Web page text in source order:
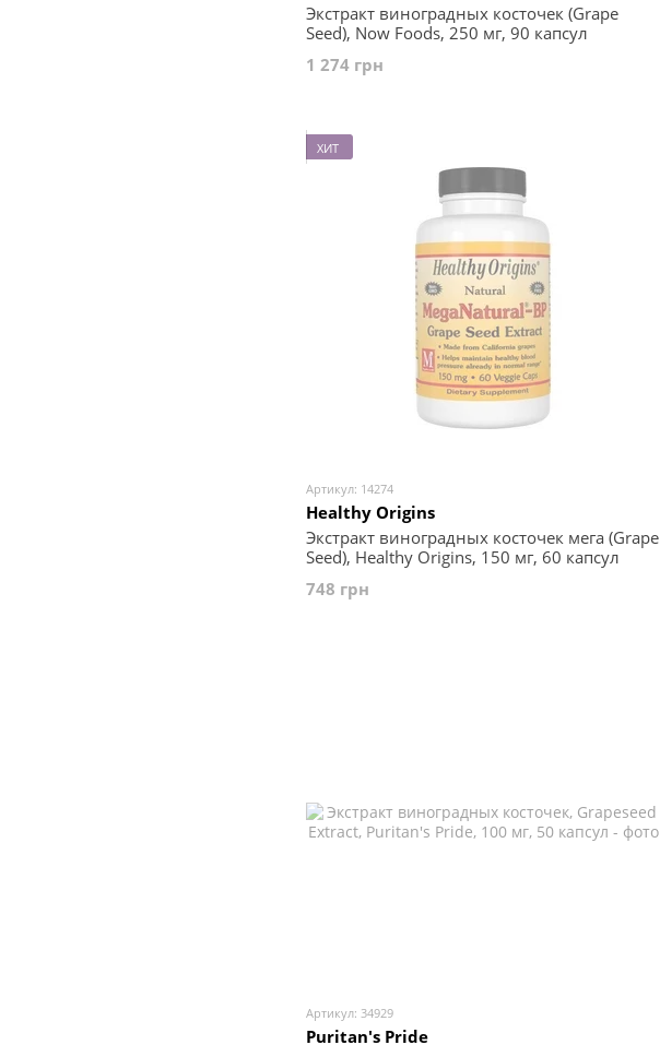
Экстракт виноградных косточек (Grape
Seed), Now Foods, 250 мг, 90 капсул
1 274 грн
ХИТ
Артикул: 14274
Healthy Origins
Экстракт виноградных косточек мега (Grape
Seed), Healthy Origins, 150 мг, 60 капсул
748 грн
Артикул: 34929
Puritan's Pride